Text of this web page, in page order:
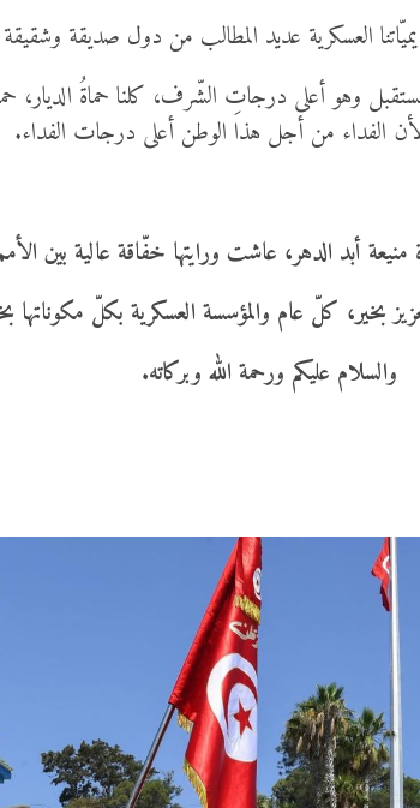
العسكرية عديد المطالب من دول صديقة
وهو أعلى درجاتِ الشّرف، كلنا حماةُ الديار،
الفداء من أجل هذا الوطن أعلى درجات الفداء.
أبد الدهر، عاشت ورايتها خفّاقة عالية بين
بخير، كلّ عام والمؤسسة العسكرية بكلّ مكوناتها
والسلام عليكم ورحمة الله وبركاته.